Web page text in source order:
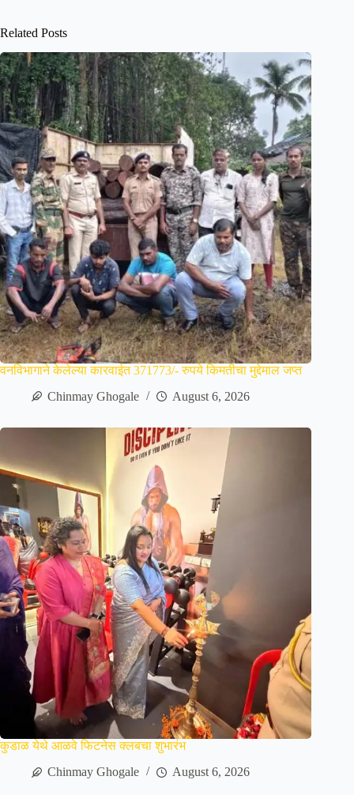
Related Posts
वनविभागाने केलेल्या कारवाईत 371773/- रुपये किमतीचा मुद्देमाल जप्त
Chinmay Ghogale
August 6, 2026
कुडाळ येथे आळवे फिटनेस क्लबचा शुभारंभ
Chinmay Ghogale
August 6, 2026